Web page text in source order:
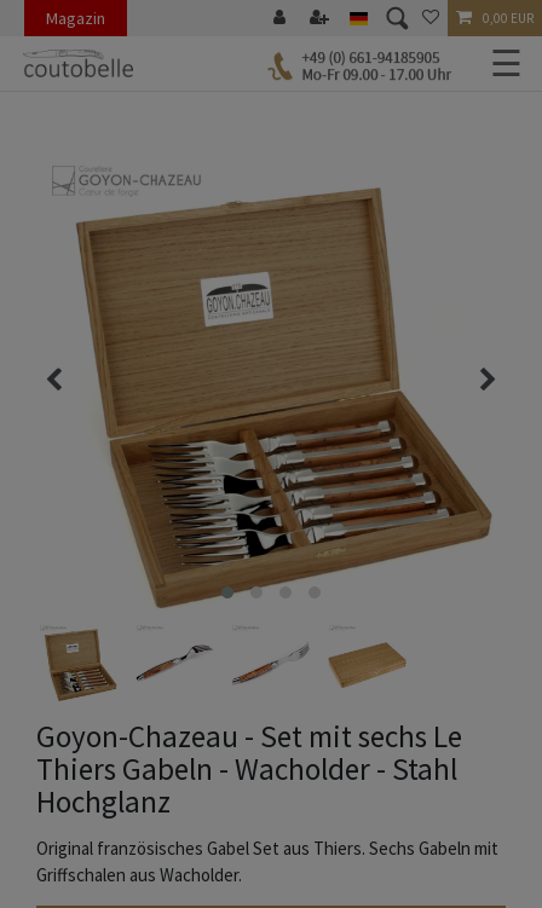
Magazin 0,00 EUR
☰
Goyon-Chazeau - Set mit sechs Le
Thiers Gabeln - Wacholder - Stahl
Hochglanz
Original französisches Gabel Set aus Thiers. Sechs Gabeln mit
Griffschalen aus Wacholder.